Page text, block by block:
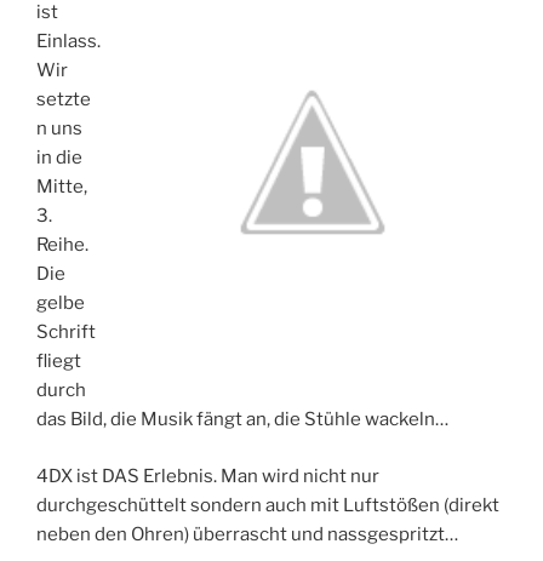
ist
Einlass.
Wir
setzte
n uns
in die
Mitte,
3.
Reihe.
Die
gelbe
Schrift
fliegt
durch
das Bild, die Musik fängt an, die Stühle wackeln…
4DX ist DAS Erlebnis. Man wird nicht nur
durchgeschüttelt sondern auch mit Luftstößen (direkt
neben den Ohren) überrascht und nassgespritzt…